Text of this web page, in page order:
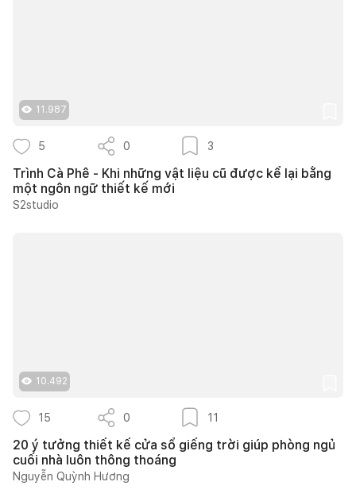
11.987
5 0 3
Trình Cà Phê - Khi những vật liệu cũ được kể lại bằng
một ngôn ngữ thiết kế mới
S2studio
10.492
15 0 11
20 ý tưởng thiết kế cửa sổ giếng trời giúp phòng ngủ
cuối nhà luôn thông thoáng
Nguyễn Quỳnh Hương